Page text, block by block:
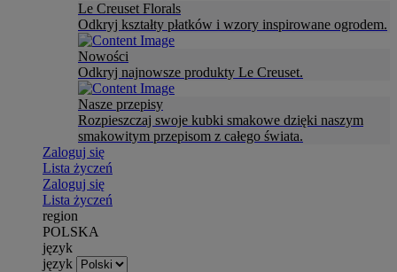
Le Creuset Florals
Odkryj kształty płatków i wzory inspirowane ogrodem.
Nowości
Odkryj najnowsze produkty Le Creuset.
Nasze przepisy
Rozpieszczaj swoje kubki smakowe dzięki naszym
smakowitym przepisom z całego świata.
Zaloguj się
Lista życzeń
Zaloguj się
Lista życzeń
region
POLSKA
język
język